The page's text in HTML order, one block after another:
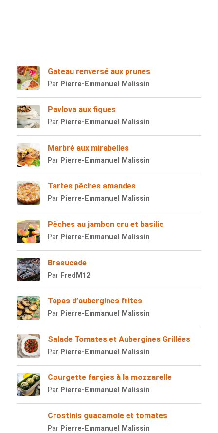
Gateau renversé aux prunes
Par Pierre-Emmanuel Malissin
Pavlova aux figues
Par Pierre-Emmanuel Malissin
Marbré aux mirabelles
Par Pierre-Emmanuel Malissin
Tartes pêches amandes
Par Pierre-Emmanuel Malissin
Pêches au jambon cru et basilic
Par Pierre-Emmanuel Malissin
Brasucade
Par FredM12
Tapas d’aubergines frites
Par Pierre-Emmanuel Malissin
Salade Tomates et Aubergines Grillées
Par Pierre-Emmanuel Malissin
Courgette farçies à la mozzarelle
Par Pierre-Emmanuel Malissin
Crostinis guacamole et tomates
Par Pierre-Emmanuel Malissin